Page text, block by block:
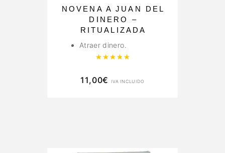
NOVENA A JUAN DEL
DINERO –
RITUALIZADA
Atraer dinero.
Valorado con
11,00€ IVA INCLUIDO